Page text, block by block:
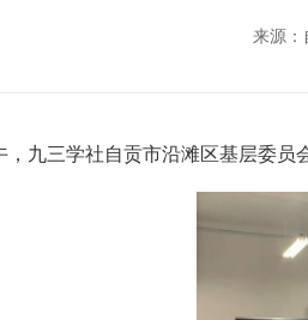
来源：
，九三学社自贡市沿滩区基层委员